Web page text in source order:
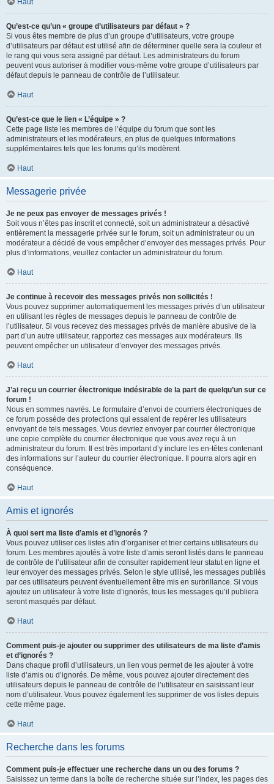
Haut
Qu’est-ce qu’un « groupe d’utilisateurs par défaut » ?
Si vous êtes membre de plus d’un groupe d’utilisateurs, votre groupe
d’utilisateurs par défaut est utilisé afin de déterminer quelle sera la couleur et
le rang qui vous sera assigné par défaut. Les administrateurs du forum
peuvent vous autoriser à modifier vous-même votre groupe d’utilisateurs par
défaut depuis le panneau de contrôle de l’utilisateur.
Haut
Qu’est-ce que le lien « L’équipe » ?
Cette page liste les membres de l’équipe du forum que sont les
administrateurs et les modérateurs, en plus de quelques informations
supplémentaires tels que les forums qu’ils modèrent.
Haut
Messagerie privée
Je ne peux pas envoyer de messages privés !
Soit vous n’êtes pas inscrit et connecté, soit un administrateur a désactivé
entièrement la messagerie privée sur le forum, soit un administrateur ou un
modérateur a décidé de vous empêcher d’envoyer des messages privés. Pour
plus d’informations, veuillez contacter un administrateur du forum.
Haut
Je continue à recevoir des messages privés non sollicités !
Vous pouvez supprimer automatiquement les messages privés d’un utilisateur
en utilisant les règles de messages depuis le panneau de contrôle de
l’utilisateur. Si vous recevez des messages privés de manière abusive de la
part d’un autre utilisateur, rapportez ces messages aux modérateurs. Ils
peuvent empêcher un utilisateur d’envoyer des messages privés.
Haut
J’ai reçu un courrier électronique indésirable de la part de quelqu’un sur ce
forum !
Nous en sommes navrés. Le formulaire d’envoi de courriers électroniques de
ce forum possède des protections qui essaient de repérer les utilisateurs
envoyant de tels messages. Vous devriez envoyer par courrier électronique
une copie complète du courrier électronique que vous avez reçu à un
administrateur du forum. Il est très important d’y inclure les en-têtes contenant
des informations sur l’auteur du courrier électronique. Il pourra alors agir en
conséquence.
Haut
Amis et ignorés
À quoi sert ma liste d’amis et d’ignorés ?
Vous pouvez utiliser ces listes afin d’organiser et trier certains utilisateurs du
forum. Les membres ajoutés à votre liste d’amis seront listés dans le panneau
de contrôle de l’utilisateur afin de consulter rapidement leur statut en ligne et
leur envoyer des messages privés. Selon le style utilisé, les messages publiés
par ces utilisateurs peuvent éventuellement être mis en surbrillance. Si vous
ajoutez un utilisateur à votre liste d’ignorés, tous les messages qu’il publiera
seront masqués par défaut.
Haut
Comment puis-je ajouter ou supprimer des utilisateurs de ma liste d’amis
et d’ignorés ?
Dans chaque profil d’utilisateurs, un lien vous permet de les ajouter à votre
liste d’amis ou d’ignorés. De même, vous pouvez ajouter directement des
utilisateurs depuis le panneau de contrôle de l’utilisateur en saisissant leur
nom d’utilisateur. Vous pouvez également les supprimer de vos listes depuis
cette même page.
Haut
Recherche dans les forums
Comment puis-je effectuer une recherche dans un ou des forums ?
Saisissez un terme dans la boîte de recherche située sur l’index, les pages des